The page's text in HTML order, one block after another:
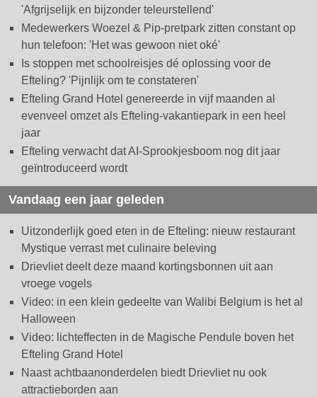
'Afgrijselijk en bijzonder teleurstellend'
Medewerkers Woezel & Pip-pretpark zitten constant op
hun telefoon: 'Het was gewoon niet oké'
Is stoppen met schoolreisjes dé oplossing voor de
Efteling? 'Pijnlijk om te constateren'
Efteling Grand Hotel genereerde in vijf maanden al
evenveel omzet als Efteling-vakantiepark in een heel
jaar
Efteling verwacht dat AI-Sprookjesboom nog dit jaar
geïntroduceerd wordt
Vandaag een jaar geleden
Uitzonderlijk goed eten in de Efteling: nieuw restaurant
Mystique verrast met culinaire beleving
Drievliet deelt deze maand kortingsbonnen uit aan
vroege vogels
Video: in een klein gedeelte van Walibi Belgium is het al
Halloween
Video: lichteffecten in de Magische Pendule boven het
Efteling Grand Hotel
Naast achtbaanonderdelen biedt Drievliet nu ook
attractieborden aan